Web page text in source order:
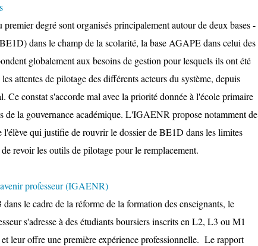
degré sont organisés principalement autour de deux bases -
dans le champ de la scolarité, la base AGAPE dans celui des
globalement aux besoins de gestion pour lesquels ils ont été
attentes de pilotage des différents acteurs du système, depuis
Ce constat s'accorde mal avec la priorité donnée à l'école primaire
de la gouvernance académique. L'IGAENR propose notamment de
l'élève qui justifie de rouvrir le dossier de BE1D dans les limites
revoir les outils de pilotage pour le remplacement.
professeur (IGAENR)
le cadre de la réforme de la formation des enseignants, le
s'adresse à des étudiants boursiers inscrits en L2, L3 ou M1
leur offre une première expérience professionnelle. Le rapport